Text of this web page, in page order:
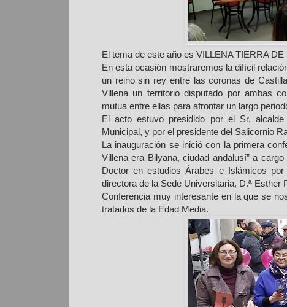
El tema de este año es VILLENA TIERRA
En esta ocasión mostraremos la difícil
un reino sin rey entre las coronas de
Villena un territorio disputado por ambas
mutua entre ellas para afrontar un largo
El acto estuvo presidido por el Sr.
Municipal, y por el presidente del Salicornio
La inauguración se inició con la primera
Villena era Bilyana, ciudad andalusí” a
Doctor en estudios Árabes e Islámicos
directora de la Sede Universitaria, D.ª Esther
Conferencia muy interesante en la que se
tratados de la Edad Media.